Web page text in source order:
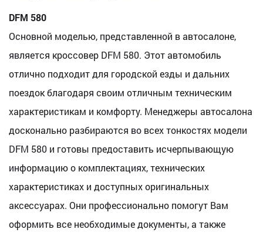
DFM 580
Основной моделью, представленной в автосалоне,
является кроссовер DFM 580. Этот автомобиль
отлично подходит для городской езды и дальних
поездок благодаря своим отличным техническим
характеристикам и комфорту. Менеджеры автосалона
досконально разбираются во всех тонкостях модели
DFM 580 и готовы предоставить исчерпывающую
информацию о комплектациях, технических
характеристиках и доступных оригинальных
аксессуарах. Они профессионально помогут Вам
оформить все необходимые документы, а также